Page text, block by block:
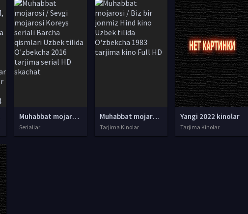
Muhabbat mojarosi / Sevgi mojarosi Koreys seriali Barcha qismlari Uzbek tilida O'zbekcha 2016 tarjima serial HD skachat
Seriallar
Muhabbat mojarosi / Biz bir jonmiz Hind kino Uzbek tilida O'zbekcha 1983 tarjima kino Full HD
Tarjima Kinolar
Yangi 2022 kinolar
Tarjima Kinolar